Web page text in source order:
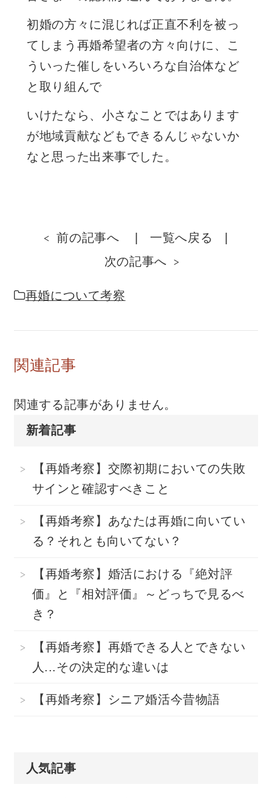
初婚の方々に混じれば正直不利を被っ
てしまう再婚希望者の方々向けに、こ
ういった催しをいろいろな自治体など
と取り組んで
いけたなら、小さなことではあります
が地域貢献などもできるんじゃないか
なと思った出来事でした。
前の記事へ
一覧へ戻る
次の記事へ
再婚について考察
関連記事
関連する記事がありません。
新着記事
【再婚考察】交際初期においての失敗
サインと確認すべきこと
【再婚考察】あなたは再婚に向いてい
る？それとも向いてない？
【再婚考察】婚活における『絶対評
価』と『相対評価』～どっちで見るべ
き？
【再婚考察】再婚できる人とできない
人...その決定的な違いは
【再婚考察】シニア婚活今昔物語
人気記事